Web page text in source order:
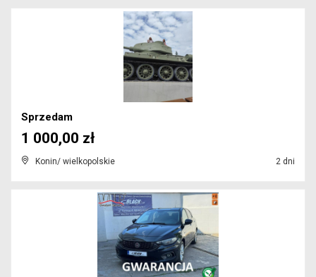
Sprzedam
Konin/ wielkopolskie 2 dni
1 000,00 zł